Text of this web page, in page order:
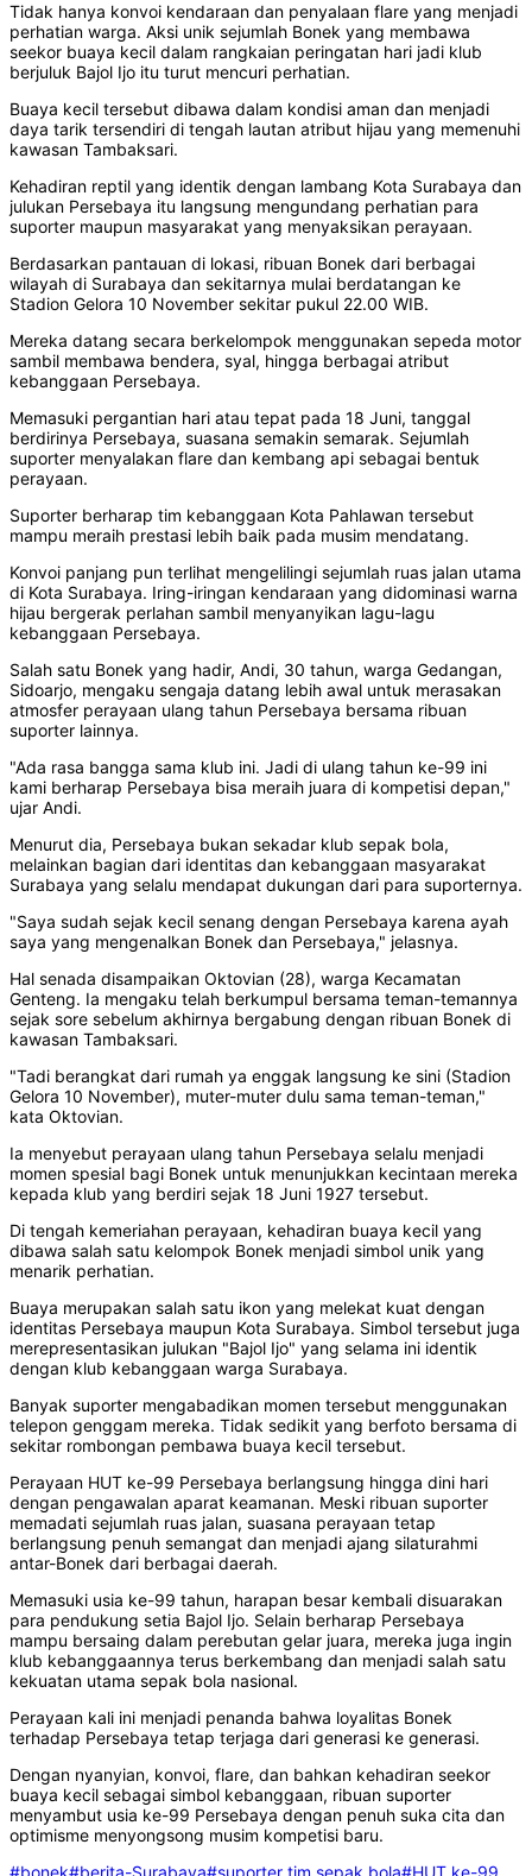
Tidak hanya konvoi kendaraan dan penyalaan flare yang menjadi
perhatian warga. Aksi unik sejumlah Bonek yang membawa
seekor buaya kecil dalam rangkaian peringatan hari jadi klub
berjuluk Bajol Ijo itu turut mencuri perhatian.
Buaya kecil tersebut dibawa dalam kondisi aman dan menjadi
daya tarik tersendiri di tengah lautan atribut hijau yang memenuhi
kawasan Tambaksari.
Kehadiran reptil yang identik dengan lambang Kota Surabaya dan
julukan Persebaya itu langsung mengundang perhatian para
suporter maupun masyarakat yang menyaksikan perayaan.
Berdasarkan pantauan di lokasi, ribuan Bonek dari berbagai
wilayah di Surabaya dan sekitarnya mulai berdatangan ke
Stadion Gelora 10 November sekitar pukul 22.00 WIB.
Mereka datang secara berkelompok menggunakan sepeda motor
sambil membawa bendera, syal, hingga berbagai atribut
kebanggaan Persebaya.
Memasuki pergantian hari atau tepat pada 18 Juni, tanggal
berdirinya Persebaya, suasana semakin semarak. Sejumlah
suporter menyalakan flare dan kembang api sebagai bentuk
perayaan.
Suporter berharap tim kebanggaan Kota Pahlawan tersebut
mampu meraih prestasi lebih baik pada musim mendatang.
Konvoi panjang pun terlihat mengelilingi sejumlah ruas jalan utama
di Kota Surabaya. Iring-iringan kendaraan yang didominasi warna
hijau bergerak perlahan sambil menyanyikan lagu-lagu
kebanggaan Persebaya.
Salah satu Bonek yang hadir, Andi, 30 tahun, warga Gedangan,
Sidoarjo, mengaku sengaja datang lebih awal untuk merasakan
atmosfer perayaan ulang tahun Persebaya bersama ribuan
suporter lainnya.
"Ada rasa bangga sama klub ini. Jadi di ulang tahun ke-99 ini
kami berharap Persebaya bisa meraih juara di kompetisi depan,"
ujar Andi.
Menurut dia, Persebaya bukan sekadar klub sepak bola,
melainkan bagian dari identitas dan kebanggaan masyarakat
Surabaya yang selalu mendapat dukungan dari para suporternya.
"Saya sudah sejak kecil senang dengan Persebaya karena ayah
saya yang mengenalkan Bonek dan Persebaya," jelasnya.
Hal senada disampaikan Oktovian (28), warga Kecamatan
Genteng. Ia mengaku telah berkumpul bersama teman-temannya
sejak sore sebelum akhirnya bergabung dengan ribuan Bonek di
kawasan Tambaksari.
"Tadi berangkat dari rumah ya enggak langsung ke sini (Stadion
Gelora 10 November), muter-muter dulu sama teman-teman,"
kata Oktovian.
Ia menyebut perayaan ulang tahun Persebaya selalu menjadi
momen spesial bagi Bonek untuk menunjukkan kecintaan mereka
kepada klub yang berdiri sejak 18 Juni 1927 tersebut.
Di tengah kemeriahan perayaan, kehadiran buaya kecil yang
dibawa salah satu kelompok Bonek menjadi simbol unik yang
menarik perhatian.
Buaya merupakan salah satu ikon yang melekat kuat dengan
identitas Persebaya maupun Kota Surabaya. Simbol tersebut juga
merepresentasikan julukan "Bajol Ijo" yang selama ini identik
dengan klub kebanggaan warga Surabaya.
Banyak suporter mengabadikan momen tersebut menggunakan
telepon genggam mereka. Tidak sedikit yang berfoto bersama di
sekitar rombongan pembawa buaya kecil tersebut.
Perayaan HUT ke-99 Persebaya berlangsung hingga dini hari
dengan pengawalan aparat keamanan. Meski ribuan suporter
memadati sejumlah ruas jalan, suasana perayaan tetap
berlangsung penuh semangat dan menjadi ajang silaturahmi
antar-Bonek dari berbagai daerah.
Memasuki usia ke-99 tahun, harapan besar kembali disuarakan
para pendukung setia Bajol Ijo. Selain berharap Persebaya
mampu bersaing dalam perebutan gelar juara, mereka juga ingin
klub kebanggaannya terus berkembang dan menjadi salah satu
kekuatan utama sepak bola nasional.
Perayaan kali ini menjadi penanda bahwa loyalitas Bonek
terhadap Persebaya tetap terjaga dari generasi ke generasi.
Dengan nyanyian, konvoi, flare, dan bahkan kehadiran seekor
buaya kecil sebagai simbol kebanggaan, ribuan suporter
menyambut usia ke-99 Persebaya dengan penuh suka cita dan
optimisme menyongsong musim kompetisi baru.